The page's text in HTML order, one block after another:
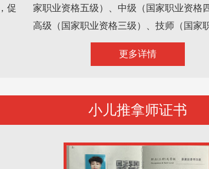
促
家职业资格五级）、中级（国家职业资格
高级（国家职业资格三级）、技师（国家
更多详情
小儿推拿师证书